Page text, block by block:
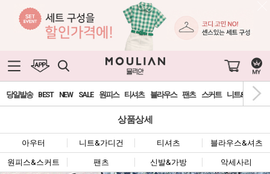
당일발송 BEST NEW SALE 원피스 티셔츠 블라우스 팬츠 스커트 니트&가디건
상품상세
아우터 니트&가디건 티셔츠 블라우스&셔츠
원피스&스커트 팬츠 신발&가방 악세사리